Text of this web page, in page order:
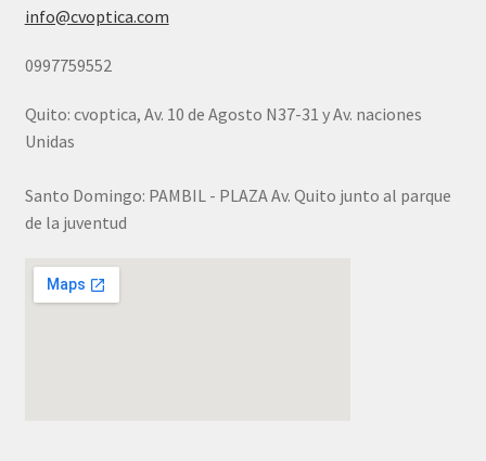
info@cvoptica.com
0997759552
Quito: cvoptica, Av. 10 de Agosto N37-31 y Av. naciones
Unidas
Santo Domingo: PAMBIL - PLAZA Av. Quito junto al parque
de la juventud